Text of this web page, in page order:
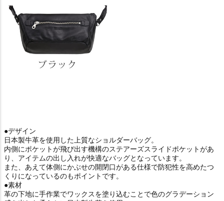
●デザイン
日本製牛革を使用した上質なショルダーバッグ。
内側にポケットが飛び出す機構のステアーズスライドポケットがあ
り、アイテムの出し入れが快適なバッグとなっています。
また、あえて体側にかぶせの開閉口がある仕様で防犯性を高めたつ
くりになっているのもポイントです。
●素材
革の下地に手作業でワックスを塗り込むことで色のグラデーション